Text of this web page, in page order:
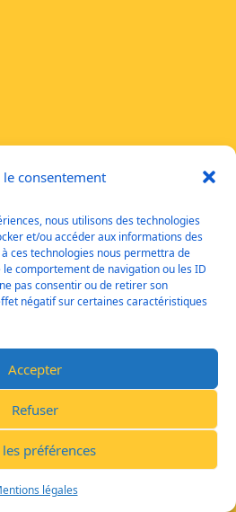
le consentement
nous utilisons des technologies
et/ou accéder aux informations des
ces technologies nous permettra de
comportement de navigation ou les ID
pas consentir ou de retirer son
négatif sur certaines caractéristiques
Accepter
Refuser
préférences
légales